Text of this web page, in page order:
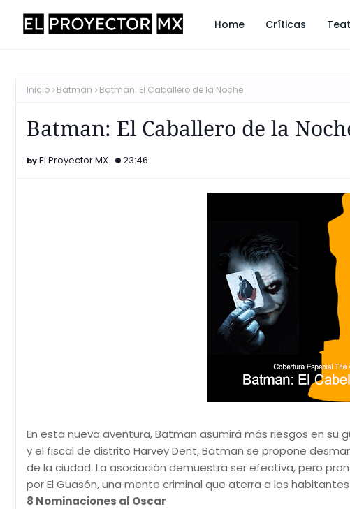
Home Críticas
Inicio Batman Batman: El Caballero de la Noche
Batman: El Caballero de la
El Proyector MX 23:46
En esta nueva aventura, Batman asumirá más riesgos en
y el fiscal de distrito Harvey Dent, Batman se propone
de la ciudad. La asociación demuestra ser efectiva, pero
por El Guasón, una mente criminal que aterra a los
8 Nominaciones al Oscar